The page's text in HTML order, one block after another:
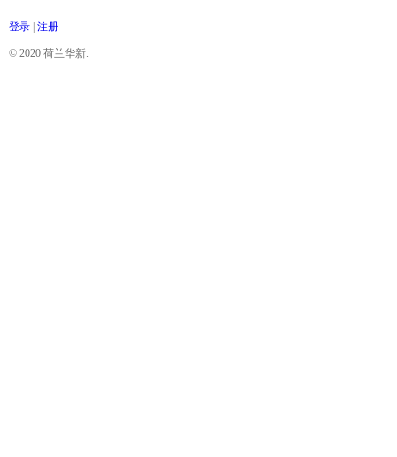
登录 注册
© 2020 荷兰华新.